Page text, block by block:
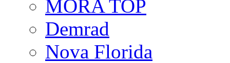
MORA TOP
Demrad
Nova Florida